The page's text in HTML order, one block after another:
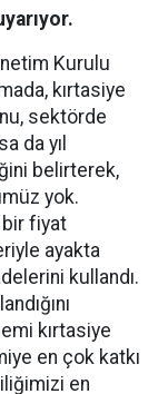
Kurulu
kırtasiye
sektörde
da yıl
belirterek,
yok.
bir fiyat
ayakta
kullandı.
kırtasiye
en çok katkı
en